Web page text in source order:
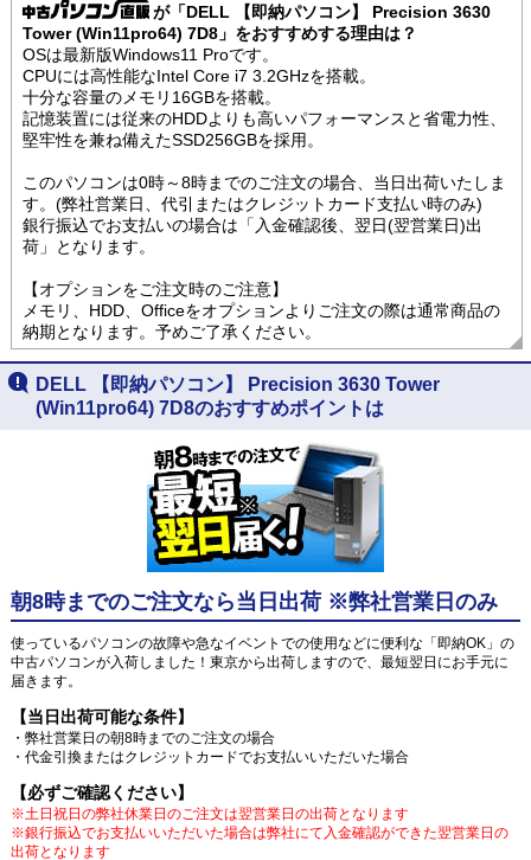
が「DELL 【即納パソコン】 Precision 3630
Tower (Win11pro64) 7D8」をおすすめする理由は？
OSは最新版Windows11 Proです。
CPUには高性能なIntel Core i7 3.2GHzを搭載。
十分な容量のメモリ16GBを搭載。
記憶装置には従来のHDDよりも高いパフォーマンスと省電力性、
堅牢性を兼ね備えたSSD256GBを採用。
このパソコンは0時～8時までのご注文の場合、当日出荷いたしま
す。(弊社営業日、代引またはクレジットカード支払い時のみ)
銀行振込でお支払いの場合は「入金確認後、翌日(翌営業日)出
荷」となります。
【オプションをご注文時のご注意】
メモリ、HDD、Officeをオプションよりご注文の際は通常商品の
納期となります。予めご了承ください。
DELL 【即納パソコン】 Precision 3630 Tower
(Win11pro64) 7D8のおすすめポイントは
朝8時までのご注文なら当日出荷 ※弊社営業日のみ
使っているパソコンの故障や急なイベントでの使用などに便利な「即納OK」の
中古パソコンが入荷しました！東京から出荷しますので、最短翌日にお手元に
届きます。
【当日出荷可能な条件】
・弊社営業日の朝8時までのご注文の場合
・代金引換またはクレジットカードでお支払いいただいた場合
【必ずご確認ください】
※土日祝日の弊社休業日のご注文は翌営業日の出荷となります
※銀行振込でお支払いいただいた場合は弊社にて入金確認ができた翌営業日の
出荷となります